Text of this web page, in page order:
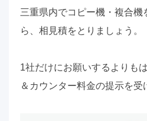
三重県内でコピー機・複合機
ら、相見積をとりましょう。
1社だけにお願いするよりも
＆カウンター料金の提示を受